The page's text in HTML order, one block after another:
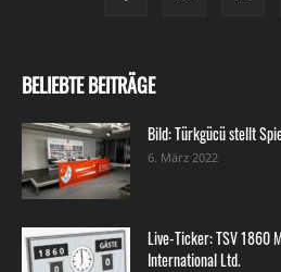
BELIEBTE BEITRÄGE
Bild: Türkgücü stellt
6. März 2022
Live-Ticker: TSV 1860
International Ltd.